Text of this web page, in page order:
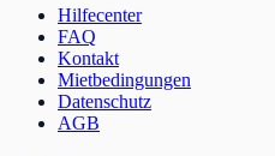
Hilfecenter
FAQ
Kontakt
Mietbedingungen
Datenschutz
AGB